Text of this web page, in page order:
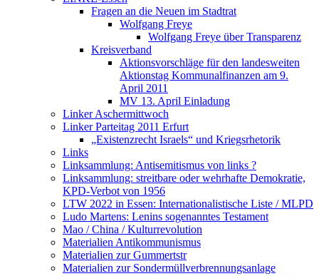
Fragen an die Neuen im Stadtrat
Wolfgang Freye
Wolfgang Freye über Transparenz
Kreisverband
Aktionsvorschläge für den landesweiten
Aktionstag Kommunalfinanzen am 9.
April 2011
MV 13. April Einladung
Linker Aschermittwoch
Linker Parteitag 2011 Erfurt
„Existenzrecht Israels“ und Kriegsrhetorik
Links
Linksammlung: Antisemitismus von links ?
Linksammlung: streitbare oder wehrhafte Demokratie,
KPD-Verbot von 1956
LTW 2022 in Essen: Internationalistische Liste / MLPD
Ludo Martens: Lenins sogenanntes Testament
Mao / China / Kulturrevolution
Materialien Antikommunismus
Materialien zur Gummertstr
Materialien zur Sondermüllverbrennungsanlage